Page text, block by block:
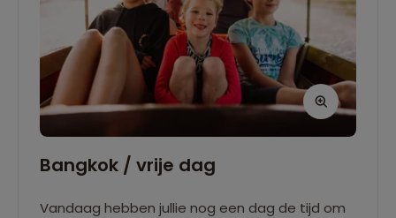
Bangkok / vrije dag
Vandaag hebben jullie nog een dag de tijd om